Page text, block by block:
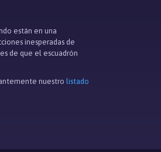
están en una
inesperadas de
de que el escuadrón
nuestro listado